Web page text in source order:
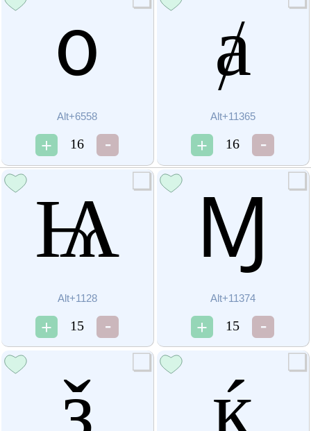
ᦞ
Alt+6558
16
ⱥ
Alt+11365
16
Ѩ
Alt+1128
15
Ɱ
Alt+11374
15
ѯ ќ